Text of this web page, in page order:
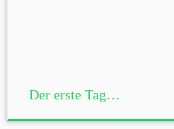
Der erste Tag…